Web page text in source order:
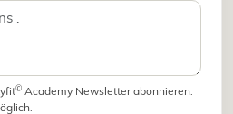
©Academy Newsletter abonnieren.